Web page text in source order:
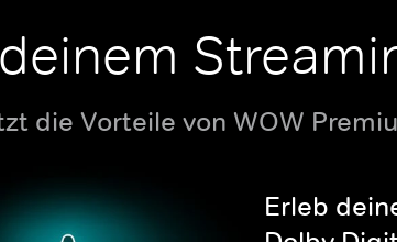
die Vorteile von WOW
Erleb